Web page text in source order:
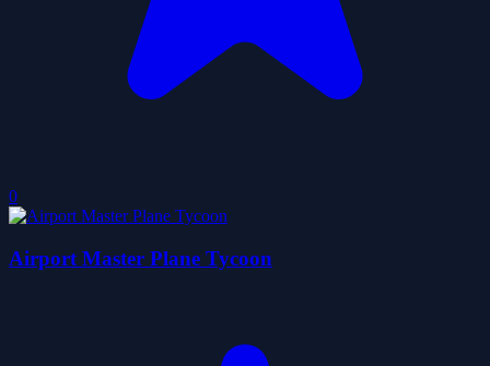
0
Airport Master Plane Tycoon